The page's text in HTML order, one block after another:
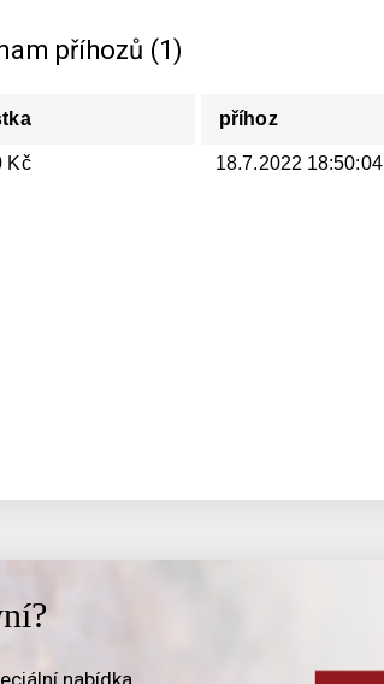
příhozů (1)
příhoz
Kč 18.7.2022 18:50:04
nabídka